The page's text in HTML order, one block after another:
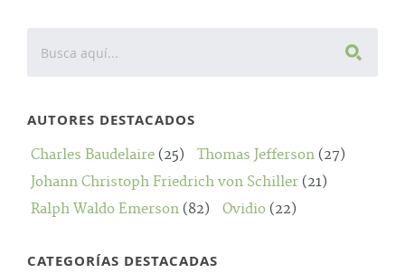
AUTORES DESTACADOS
Charles Baudelaire (25) Thomas Jefferson (27)
Johann Christoph Friedrich von Schiller (21)
Ralph Waldo Emerson (82) Ovidio (22)
CATEGORÍAS DESTACADAS